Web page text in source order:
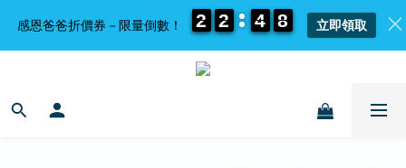
感恩爸爸折價券－限量倒數！ 2
2
2
2 2
2
2
2 4
4
4
4 8
8
8
8 立即領取